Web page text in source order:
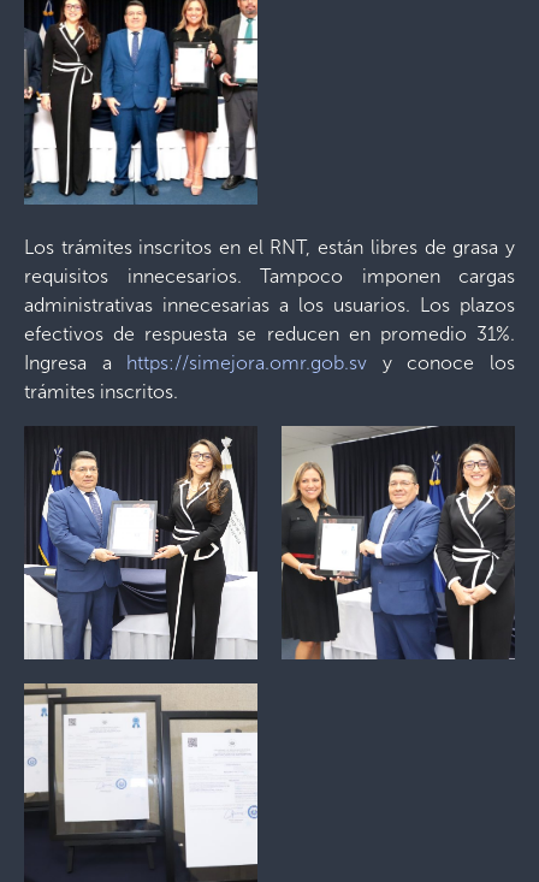
Los trámites inscritos en el RNT, están libres de grasa y
requisitos innecesarios. Tampoco imponen cargas
administrativas innecesarias a los usuarios. Los plazos
efectivos de respuesta se reducen en promedio 31%.
Ingresa a https://simejora.omr.gob.sv y conoce los
trámites inscritos.